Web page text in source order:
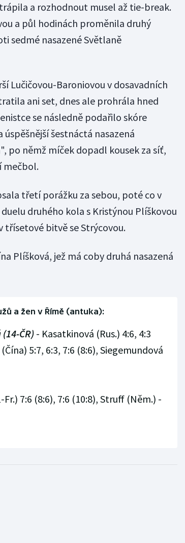
a rozhodnout musel až tie-break.
a půl hodinách proměnila druhý
sedmé nasazené Světlaně
Lučičovou-Baroniovou v dosavadních
ani set, dnes ale prohrála hned
se následně podařilo skóre
šestnáctá nasazená
po němž míček dopadl kousek za síť,
mečbol.
třetí porážku za sebou, poté co v
druhého kola s Kristýnou Plíškovou
třísetové bitvě se Strýcovou.
Plíšková, jež má coby druhá nasazená
a žen v Římě (antuka):
ČR)- Kasatkinová (Rus.) 4:6, 4:3
5:7, 6:3, 7:6 (8:6), Siegemundová
7:6 (8:6), 7:6 (10:8), Struff (Něm.) -